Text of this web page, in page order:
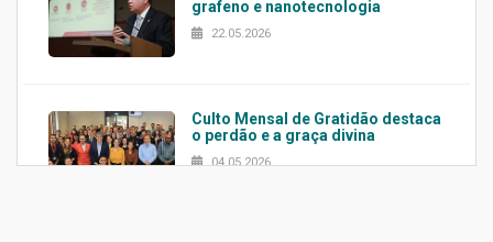
grafeno e nanotecnologia
22.05.2026
Culto Mensal de Gratidão destaca
o perdão e a graça divina
04.05.2026